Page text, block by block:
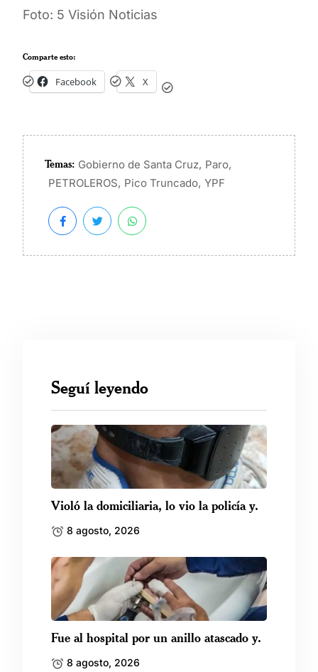
Foto: 5 Visión Noticias
Comparte esto:
Facebook X
Temas: Gobierno de Santa Cruz, Paro,
PETROLEROS, Pico Truncado, YPF
Seguí leyendo
Violó la domiciliaria, lo vio la policía y.
8 agosto, 2026
Fue al hospital por un anillo atascado y.
8 agosto, 2026